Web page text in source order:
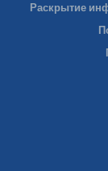
Раскрытие